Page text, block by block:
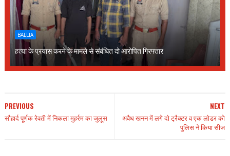
BALLIA
हत्या के प्रयास करने के मामले से संबंधित दो आरोपित गिरफ्तार
NEXT
अवैध खनन में लगे दो ट्रैक्टर व एक लोडर को
पुलिस ने किया सीज
PREVIOUS
सौहार्द पूर्णक रेवती में निकला मुहर्रम का जुलूस